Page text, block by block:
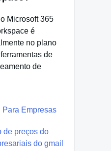
Microsoft 365
é
no plano
de
de
Para Empresas
de preços do
do gmail